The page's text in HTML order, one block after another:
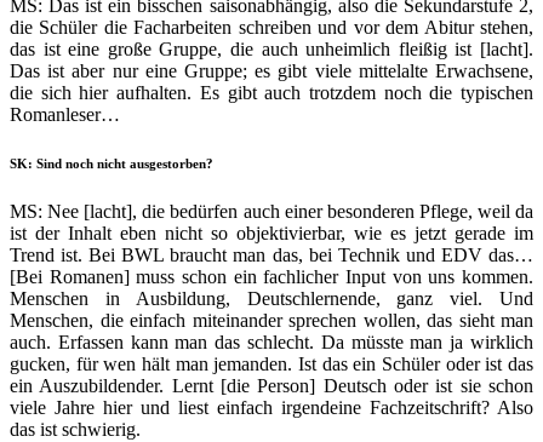
MS: Das ist ein bisschen saisonabhängig, also die Sekundarstufe 2,
die Schüler die Facharbeiten schreiben und vor dem Abitur stehen,
das ist eine große Gruppe, die auch unheimlich fleißig ist [lacht].
Das ist aber nur eine Gruppe; es gibt viele mittelalte Erwachsene,
die sich hier aufhalten. Es gibt auch trotzdem noch die typischen
Romanleser…
SK: Sind noch nicht ausgestorben?
MS: Nee [lacht], die bedürfen auch einer besonderen Pflege, weil da
ist der Inhalt eben nicht so objektivierbar, wie es jetzt gerade im
Trend ist. Bei BWL braucht man das, bei Technik und EDV das…
[Bei Romanen] muss schon ein fachlicher Input von uns kommen.
Menschen in Ausbildung, Deutschlernende, ganz viel. Und
Menschen, die einfach miteinander sprechen wollen, das sieht man
auch. Erfassen kann man das schlecht. Da müsste man ja wirklich
gucken, für wen hält man jemanden. Ist das ein Schüler oder ist das
ein Auszubildender. Lernt [die Person] Deutsch oder ist sie schon
viele Jahre hier und liest einfach irgendeine Fachzeitschrift? Also
das ist schwierig.